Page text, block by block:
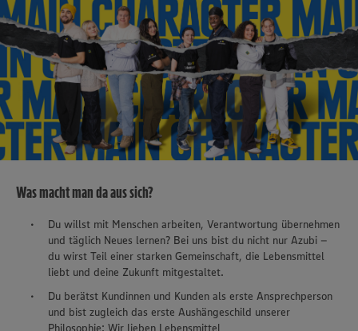
Was macht man da aus sich?
Du willst mit Menschen arbeiten, Verantwortung übernehmen
und täglich Neues lernen? Bei uns bist du nicht nur Azubi –
du wirst Teil einer starken Gemeinschaft, die Lebensmittel
liebt und deine Zukunft mitgestaltet.
Du berätst Kundinnen und Kunden als erste Ansprechperson
und bist zugleich das erste Aushängeschild unserer
Philosophie: Wir lieben Lebensmittel